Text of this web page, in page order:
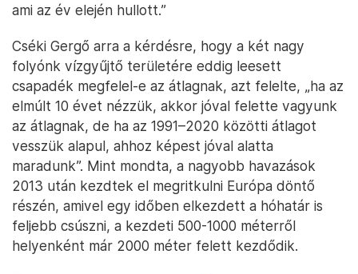
ami az év elején hullott.”
Cséki Gergő arra a kérdésre, hogy a két nagy
folyónk vízgyűjtő területére eddig leesett
csapadék megfelel-e az átlagnak, azt felelte, „ha az
elmúlt 10 évet nézzük, akkor jóval felette vagyunk
az átlagnak, de ha az 1991–2020 közötti átlagot
vesszük alapul, ahhoz képest jóval alatta
maradunk”. Mint mondta, a nagyobb havazások
2013 után kezdtek el megritkulni Európa döntő
részén, amivel egy időben elkezdett a hóhatár is
feljebb csúszni, a kezdeti 500-1000 méterről
helyenként már 2000 méter felett kezdődik.